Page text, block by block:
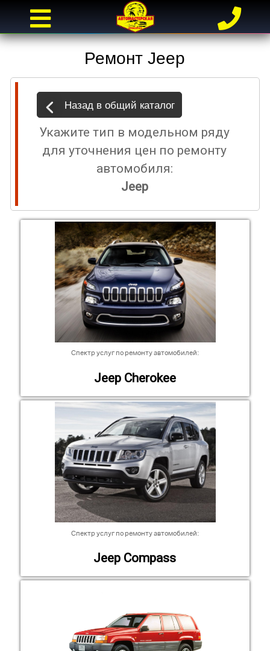
Ремонт Jeep
Назад в общий каталог
Укажите тип в модельном ряду
для уточнения цен по ремонту
автомобиля:
Jeep
Спектр услуг по ремонту автомобилей:
Jeep Cherokee
Спектр услуг по ремонту автомобилей:
Jeep Compass